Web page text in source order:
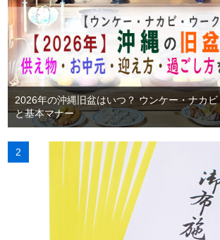
2026年の沖縄旧盆はいつ？ ウンケー・ナカ
と基本マナー